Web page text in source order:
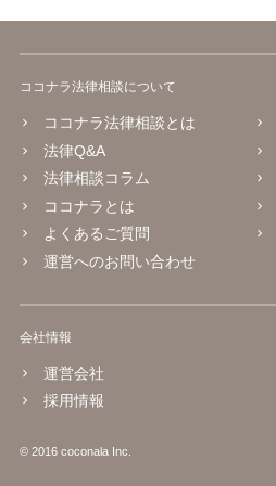
ココナラ法律相談について
ココナラ法律相談とは
法律Q&A
法律相談コラム
ココナラとは
よくあるご質問
運営へのお問い合わせ
会社情報
運営会社
採用情報
© 2016 coconala Inc.